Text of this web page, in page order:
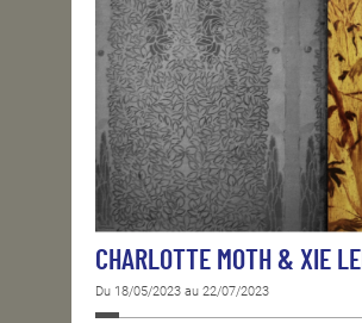
CHARLOTTE MOTH & XIE LEI
Du 18/05/2023 au 22/07/2023